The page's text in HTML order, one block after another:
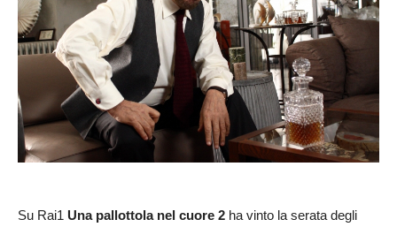
Su Rai1 Una pallottola nel cuore 2 ha vinto la serata degli